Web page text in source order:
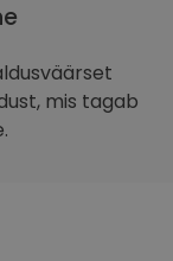
mis tagab